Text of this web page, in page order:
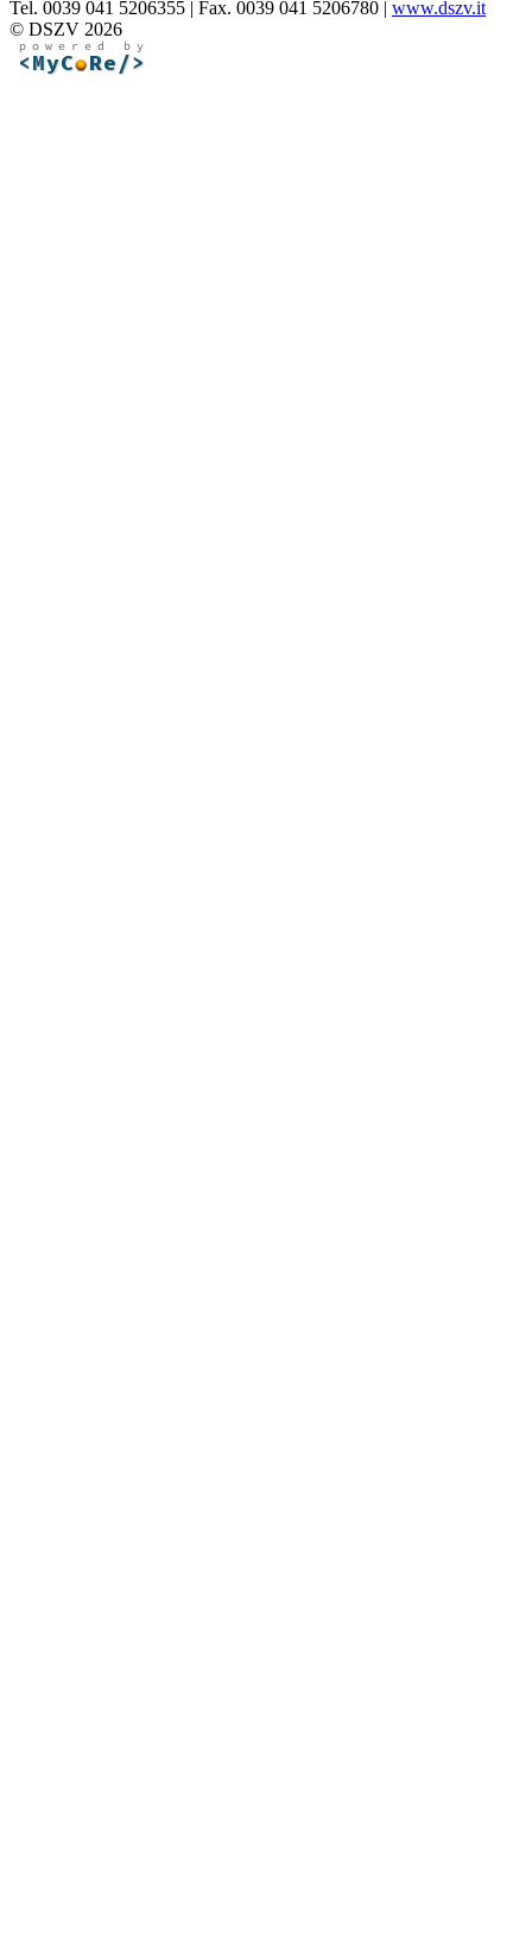
Tel. 0039 041 5206355 | Fax. 0039 041 5206780 | www.dszv.it
© DSZV 2026